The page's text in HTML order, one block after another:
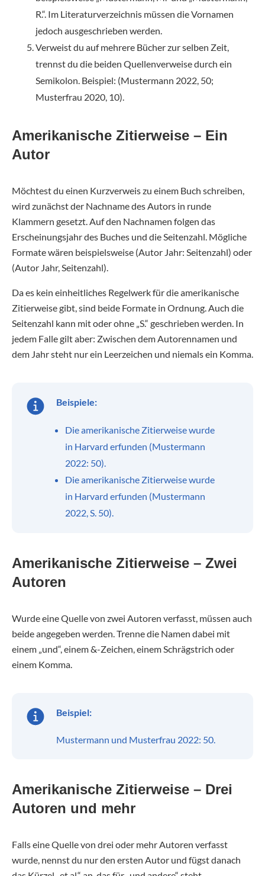
R.“. Im Literaturverzeichnis müssen die Vornamen
jedoch ausgeschrieben werden.
Verweist du auf mehrere Bücher zur selben Zeit,
trennst du die beiden Quellenverweise durch ein
Semikolon. Beispiel: (Mustermann 2022, 50;
Musterfrau 2020, 10).
Amerikanische Zitierweise – Ein
Autor
Möchtest du einen Kurzverweis zu einem Buch schreiben,
wird zunächst der Nachname des Autors in runde
Klammern gesetzt. Auf den Nachnamen folgen das
Erscheinungsjahr des Buches und die Seitenzahl. Mögliche
Formate wären beispielsweise (Autor Jahr: Seitenzahl) oder
(Autor Jahr, Seitenzahl).
Da es kein einheitliches Regelwerk für die amerikanische
Zitierweise gibt, sind beide Formate in Ordnung. Auch die
Seitenzahl kann mit oder ohne „S.“ geschrieben werden. In
jedem Falle gilt aber: Zwischen dem Autorennamen und
dem Jahr steht nur ein Leerzeichen und niemals ein Komma.
Beispiele:
Die amerikanische Zitierweise wurde
in Harvard erfunden (Mustermann
2022: 50).
Die amerikanische Zitierweise wurde
in Harvard erfunden (Mustermann
2022, S. 50).
Amerikanische Zitierweise – Zwei
Autoren
Wurde eine Quelle von zwei Autoren verfasst, müssen auch
beide angegeben werden. Trenne die Namen dabei mit
einem „und“, einem &-Zeichen, einem Schrägstrich oder
einem Komma.
Beispiel:
Mustermann und Musterfrau 2022: 50.
Amerikanische Zitierweise – Drei
Autoren und mehr
Falls eine Quelle von drei oder mehr Autoren verfasst
wurde, nennst du nur den ersten Autor und fügst danach